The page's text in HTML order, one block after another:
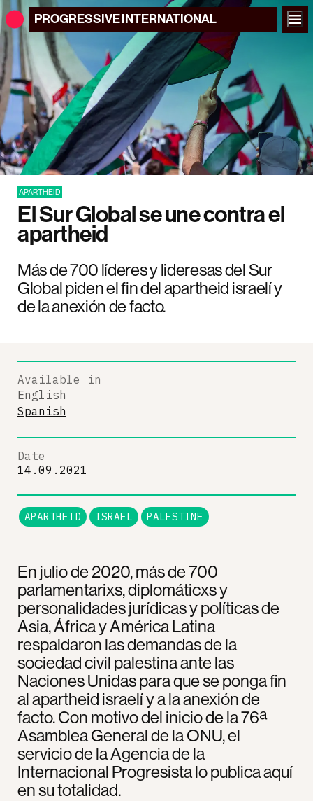
PROGRESSIVEINTERNATIONAL
APARTHEID
El Sur Global se une contra el
apartheid
Más de 700 líderes y lideresas del Sur
Global piden el fin del apartheid israelí y
de la anexión de facto.
En julio de 2020, más de 700
parlamentarixs, diplomáticxs y
personalidades jurídicas y políticas de
Asia, África y América Latina
respaldaron las demandas de la
sociedad civil palestina ante las
Naciones Unidas para que se ponga fin
al apartheid israelí y a la anexión de
facto. Con motivo del inicio de la 76ª
Asamblea General de la ONU, el
servicio de la Agencia de la
Internacional Progresista lo publica aquí
en su totalidad.
Available in
English
Spanish
Date
14.09.2021
APARTHEID ISRAEL PALESTINE